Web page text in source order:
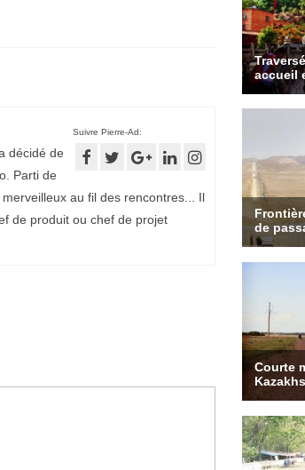
Suivre Pierre-Ad:
décidé de
Parti de
au fil des rencontres... Il
de produit ou chef de projet